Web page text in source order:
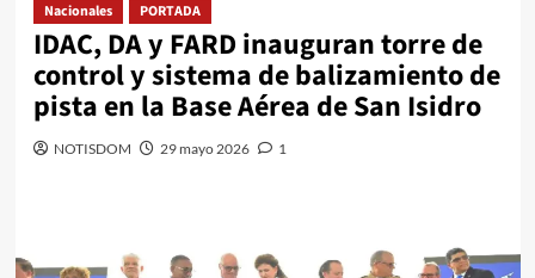
Nacionales PORTADA
IDAC, DA y FARD inauguran torre de
control y sistema de balizamiento de
pista en la Base Aérea de San Isidro
NOTISDOM 29 mayo 2026 1